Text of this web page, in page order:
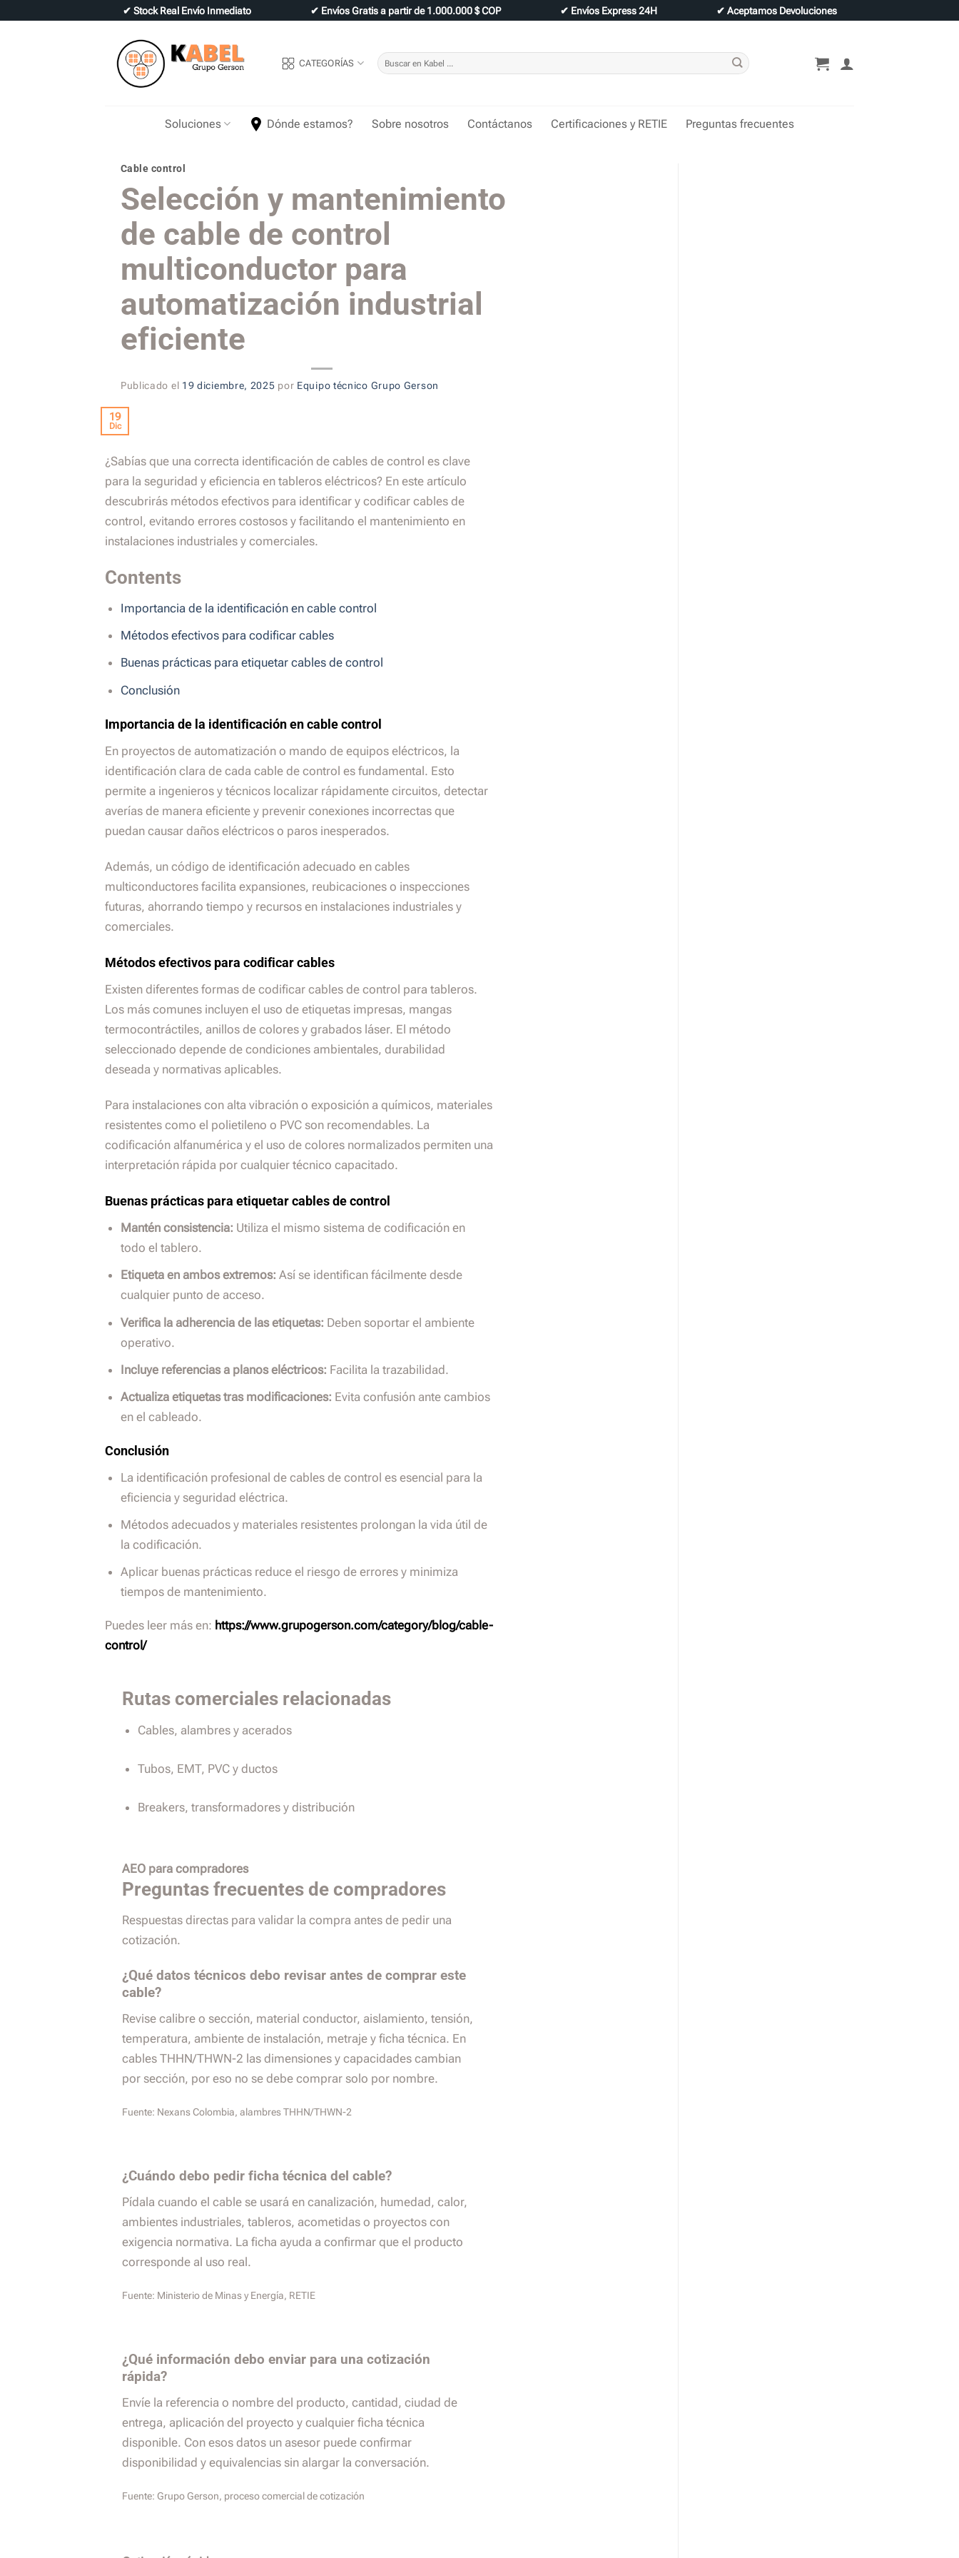
to
✔ Stock Real Envío Inmediato ✔ Envíos Gratis a partir de 1.000.000 $ COP ✔ Envíos Express 24H ✔ Aceptamos Devoluciones
CATEGORÍAS
Buscar
por:
Soluciones Dónde estamos? Sobre nosotros Contáctanos Certificaciones y RETIE Preguntas frecuentes
Cable control
Selección y mantenimiento
de cable de control
multiconductor para
automatización industrial
eficiente
Publicado el 19 diciembre, 2025 por Equipo técnico Grupo Gerson
19
Dic
¿Sabías que una correcta identificación de cables de control es clave
para la seguridad y eficiencia en tableros eléctricos? En este artículo
descubrirás métodos efectivos para identificar y codificar cables de
control, evitando errores costosos y facilitando el mantenimiento en
instalaciones industriales y comerciales.
Contents
Importancia de la identificación en cable control
Métodos efectivos para codificar cables
Buenas prácticas para etiquetar cables de control
Conclusión
Importancia de la identificación en cable control
En proyectos de automatización o mando de equipos eléctricos, la
identificación clara de cada cable de control es fundamental. Esto
permite a ingenieros y técnicos localizar rápidamente circuitos, detectar
averías de manera eficiente y prevenir conexiones incorrectas que
puedan causar daños eléctricos o paros inesperados.
Además, un código de identificación adecuado en cables
multiconductores facilita expansiones, reubicaciones o inspecciones
futuras, ahorrando tiempo y recursos en instalaciones industriales y
comerciales.
Métodos efectivos para codificar cables
Existen diferentes formas de codificar cables de control para tableros.
Los más comunes incluyen el uso de etiquetas impresas, mangas
termocontráctiles, anillos de colores y grabados láser. El método
seleccionado depende de condiciones ambientales, durabilidad
deseada y normativas aplicables.
Para instalaciones con alta vibración o exposición a químicos, materiales
resistentes como el polietileno o PVC son recomendables. La
codificación alfanumérica y el uso de colores normalizados permiten una
interpretación rápida por cualquier técnico capacitado.
Buenas prácticas para etiquetar cables de control
Mantén consistencia: Utiliza el mismo sistema de codificación en
todo el tablero.
Etiqueta en ambos extremos: Así se identifican fácilmente desde
cualquier punto de acceso.
Verifica la adherencia de las etiquetas: Deben soportar el ambiente
operativo.
Incluye referencias a planos eléctricos: Facilita la trazabilidad.
Actualiza etiquetas tras modificaciones: Evita confusión ante cambios
en el cableado.
Conclusión
La identificación profesional de cables de control es esencial para la
eficiencia y seguridad eléctrica.
Métodos adecuados y materiales resistentes prolongan la vida útil de
la codificación.
Aplicar buenas prácticas reduce el riesgo de errores y minimiza
tiempos de mantenimiento.
Puedes leer más en: https://www.grupogerson.com/category/blog/cable-
control/
Rutas comerciales relacionadas
Cables, alambres y acerados
Tubos, EMT, PVC y ductos
Breakers, transformadores y distribución
AEO para compradores
Preguntas frecuentes de compradores
Respuestas directas para validar la compra antes de pedir una
cotización.
¿Qué datos técnicos debo revisar antes de comprar este
cable?
Revise calibre o sección, material conductor, aislamiento, tensión,
temperatura, ambiente de instalación, metraje y ficha técnica. En
cables THHN/THWN-2 las dimensiones y capacidades cambian
por sección, por eso no se debe comprar solo por nombre.
Fuente: Nexans Colombia, alambres THHN/THWN-2
¿Cuándo debo pedir ficha técnica del cable?
Pídala cuando el cable se usará en canalización, humedad, calor,
ambientes industriales, tableros, acometidas o proyectos con
exigencia normativa. La ficha ayuda a confirmar que el producto
corresponde al uso real.
Fuente: Ministerio de Minas y Energía, RETIE
¿Qué información debo enviar para una cotización
rápida?
Envíe la referencia o nombre del producto, cantidad, ciudad de
entrega, aplicación del proyecto y cualquier ficha técnica
disponible. Con esos datos un asesor puede confirmar
disponibilidad y equivalencias sin alargar la conversación.
Fuente: Grupo Gerson, proceso comercial de cotización